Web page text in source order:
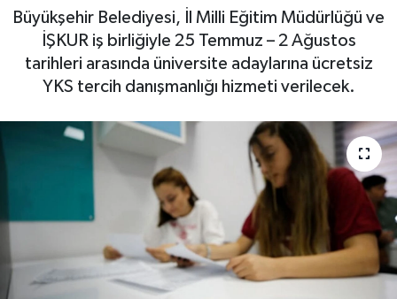
Büyükşehir Belediyesi, İl Milli Eğitim Müdürlüğü ve
İŞKUR iş birliğiyle 25 Temmuz – 2 Ağustos
tarihleri arasında üniversite adaylarına ücretsiz
YKS tercih danışmanlığı hizmeti verilecek.
EKONOMİ
GÜNDEM
SAĞLIK
KEŞFET
Tüm Manşetler
Son Dakika Haberleri